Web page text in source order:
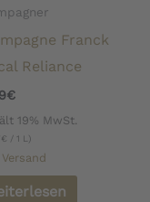
Franck
Reliance
€
19% MwSt.
€ / 1 L)
Versand